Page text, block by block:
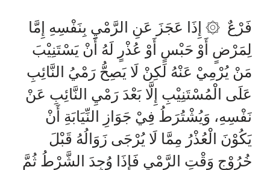
فَرْعٌ ۞ إِذَا عَجَزَ عَنِ الرَّمْيِ بِنَفْسِهِ إِمَّا
لِمَرْضٍ أَوْ حَبْسٍ أَوْ عُذْرٍ لَهُ أَنْ يَسْتَنِيْبَ
مَنْ يُرْمِيْ عَنْهُ لَكِنْ لَا يَصِحُّ رَمْيُ النَّائِبِ
عَلَى الْمُسْتَنِيْبِ إِلَّا بَعْدَ رَمْيِ النَّائِبِ عَنْ
نَفْسِهِ، وَيُشْتُرَطُ فِيْ جَوَازِ النِّيَابَةِ أَنْ
يَكُوْنَ الْعُذْرُ مِمَّا لَا يُرْجَى زَوَالُهُ قَبْلَ
خُرُوْجِ وَقْتِ الرَّمْيِ فَإِذَا وُجِدَ الشَّرْطُ ثُمَّ